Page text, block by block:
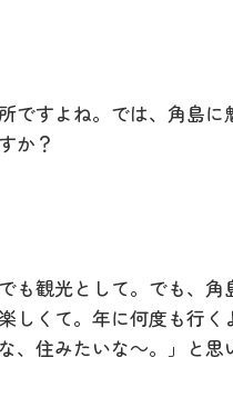
ですよね。では、角島に
か？
も観光として。でも、角
しくて。年に何度も行く
、住みたいな～。」と思